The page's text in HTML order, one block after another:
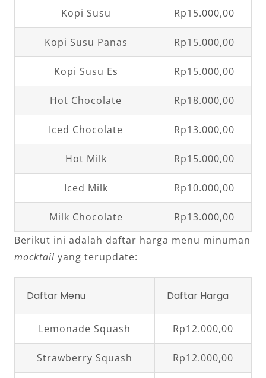
Kopi Susu Rp15.000,00
Kopi Susu Panas Rp15.000,00
Kopi Susu Es Rp15.000,00
Hot Chocolate Rp18.000,00
Iced Chocolate Rp13.000,00
Hot Milk Rp15.000,00
Iced Milk Rp10.000,00
Milk Chocolate
Rp13.000,00
Berikut ini adalah daftar harga menu minuman
mocktail yang terupdate:
Daftar Menu Daftar Harga
Lemonade Squash Rp12.000,00
Strawberry Squash Rp12.000,00